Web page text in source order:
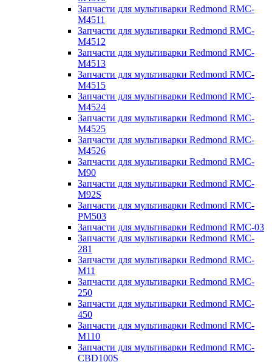
Запчасти для мультиварки Redmond RMC-
M4511
Запчасти для мультиварки Redmond RMC-
M4512
Запчасти для мультиварки Redmond RMC-
M4513
Запчасти для мультиварки Redmond RMC-
M4515
Запчасти для мультиварки Redmond RMC-
M4524
Запчасти для мультиварки Redmond RMC-
M4525
Запчасти для мультиварки Redmond RMC-
M4526
Запчасти для мультиварки Redmond RMC-
M90
Запчасти для мультиварки Redmond RMC-
M92S
Запчасти для мультиварки Redmond RMC-
PM503
Запчасти для мультиварки Redmond RMC-03
Запчасти для мультиварки Redmond RMC-
281
Запчасти для мультиварки Redmond RMC-
M11
Запчасти для мультиварки Redmond RMC-
250
Запчасти для мультиварки Redmond RMC-
450
Запчасти для мультиварки Redmond RMC-
M110
Запчасти для мультиварки Redmond RMC-
CBD100S